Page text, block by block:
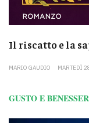
Il riscatto e la
MARIO GAUDIO MARTEDÌ
GUSTO E